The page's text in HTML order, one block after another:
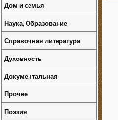
Дом и семья
Наука, Образование
Справочная литература
Духовность
Документальная
Прочее
Поэзия